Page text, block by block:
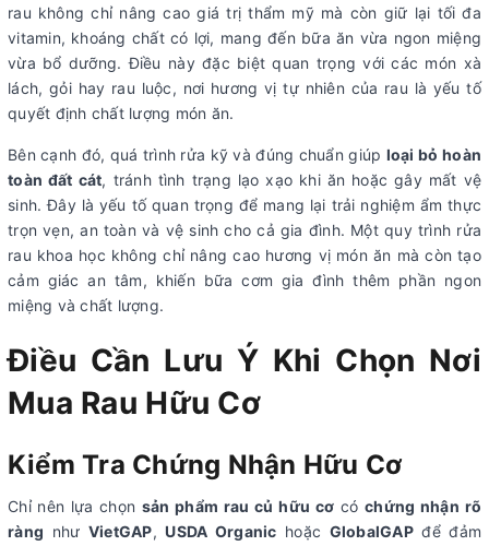
rau không chỉ nâng cao giá trị thẩm mỹ mà còn giữ lại tối đa
vitamin, khoáng chất có lợi, mang đến bữa ăn vừa ngon miệng
vừa bổ dưỡng. Điều này đặc biệt quan trọng với các món xà
lách, gỏi hay rau luộc, nơi hương vị tự nhiên của rau là yếu tố
quyết định chất lượng món ăn.
Bên cạnh đó, quá trình rửa kỹ và đúng chuẩn giúp loại bỏ hoàn
toàn đất cát, tránh tình trạng lạo xạo khi ăn hoặc gây mất vệ
sinh. Đây là yếu tố quan trọng để mang lại trải nghiệm ẩm thực
trọn vẹn, an toàn và vệ sinh cho cả gia đình. Một quy trình rửa
rau khoa học không chỉ nâng cao hương vị món ăn mà còn tạo
cảm giác an tâm, khiến bữa cơm gia đình thêm phần ngon
miệng và chất lượng.
Điều Cần Lưu Ý Khi Chọn Nơi
Mua Rau Hữu Cơ
Kiểm Tra Chứng Nhận Hữu Cơ
Chỉ nên lựa chọn sản phẩm rau củ hữu cơ cóchứng nhận rõ
ràng như VietGAP,USDA Organic hoặc GlobalGAPđể đảm